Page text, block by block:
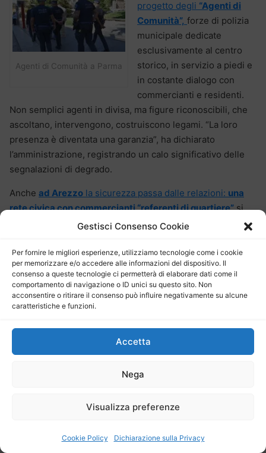
Gestisci Consenso Cookie
Per fornire le migliori esperienze, utilizziamo tecnologie come i cookie
per memorizzare e/o accedere alle informazioni del dispositivo. Il
consenso a queste tecnologie ci permetterà di elaborare dati come il
comportamento di navigazione o ID unici su questo sito. Non
acconsentire o ritirare il consenso può influire negativamente su alcune
caratteristiche e funzioni.
Accetta
Nega
Visualizza preferenze
Cookie Policy Dichiarazione sulla Privacy
Agenti di Comunità a Parma
progetto degli “Agenti di
Comunità”, forze di polizia
municipale dedicate
esclusivamente al centro
storico, in servizio a piedi e
in costante dialogo con
commercianti e residenti.
Non semplici agenti in divisa, ma figure riconoscibili, che
ascoltano, intervengono, costruiscono legami. “La loro
presenza è diventata una garanzia”, ha dichiarato
l’amministrazione, registrando un calo significativo delle
segnalazioni di degrado.
Anche ad Arezzo la sicurezza passa dalle relazioni: una
rete civica con commercianti “referenti di quartiere”si
coordina in tempo reale con le forze dell’ordine,
Tempi di intervento dimezzati e, soprattutto, una
sensazione diffusa di protezione reciproca.
Polizia Locale Roma-Pics
della prossimità pura:
non solo repressivi ma
preventivi. A Pisa, dove il